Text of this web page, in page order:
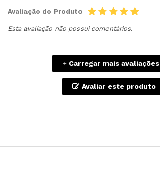
Avaliação do Produto
Esta avaliação não possui comentários.
+ Carregar mais avaliações
Avaliar este produto